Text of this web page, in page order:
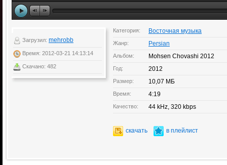
Загрузил: mehrobb
Время: 2012-03-21 14:13:14
Скачано: 482
Категория: Восточная музыка
Жанр: Persian
Альбом: Mohsen Chovashi 2012
Год: 2012
Размер: 10,07 МБ
Время: 4:19
Качество: 44 kHz, 320 kbps
скачать в плейлист